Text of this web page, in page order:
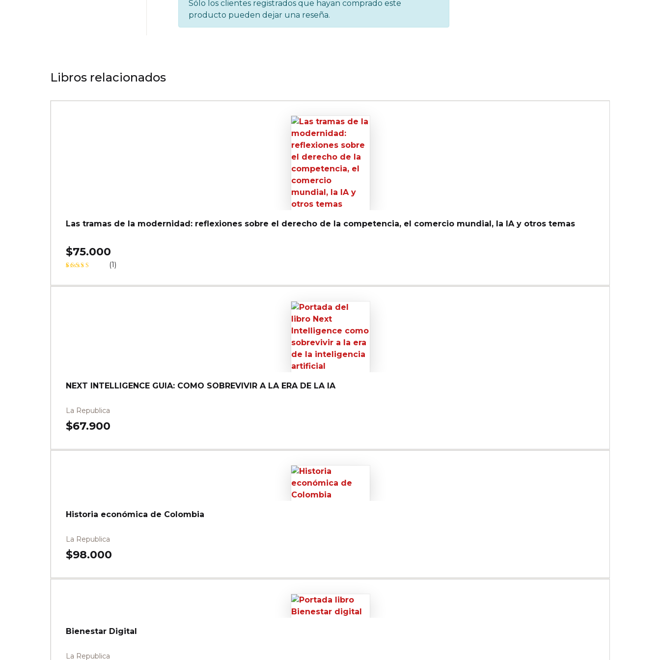
Sólo los clientes registrados que hayan comprado este
producto pueden dejar una reseña.
Libros relacionados
Las tramas de la modernidad: reflexiones sobre el derecho de la competencia, el comercio mundial, la IA y otros temas
$75.000
5sobre 5
(1)
NEXT INTELLIGENCE GUIA: COMO SOBREVIVIR A LA ERA DE LA IA
La Republica
$67.900
Historia económica de Colombia
La Republica
$98.000
Bienestar Digital
La Republica